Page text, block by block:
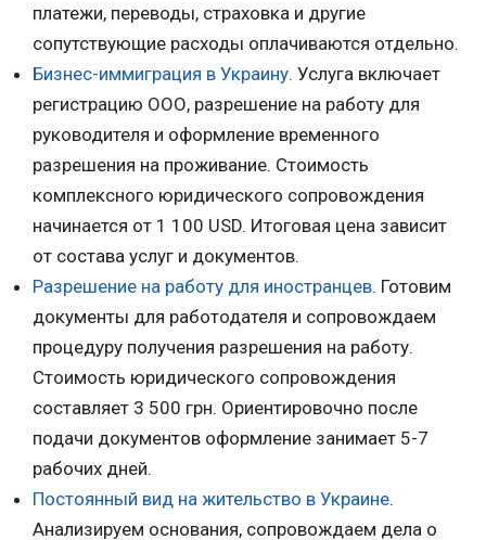
платежи, переводы, страховка и другие
сопутствующие расходы оплачиваются отдельно.
Бизнес-иммиграция в Украину. Услуга включает
регистрацию ООО, разрешение на работу для
руководителя и оформление временного
разрешения на проживание. Стоимость
комплексного юридического сопровождения
начинается от 1 100 USD. Итоговая цена зависит
от состава услуг и документов.
Разрешение на работу для иностранцев. Готовим
документы для работодателя и сопровождаем
процедуру получения разрешения на работу.
Стоимость юридического сопровождения
составляет 3 500 грн. Ориентировочно после
подачи документов оформление занимает 5-7
рабочих дней.
Постоянный вид на жительство в Украине.
Анализируем основания, сопровождаем дела о